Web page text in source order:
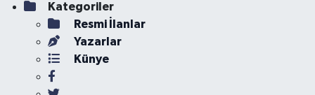
Kategoriler
Resmi İlanlar
Yazarlar
Künye